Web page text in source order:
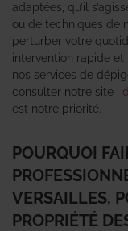
adaptées, qu’il
ou de techniques de
perturber votre
intervention rapide et
nos services de
consulter notre site :
est notre priorité.
POURQUOI
VERSAILLES,
PROPRIÉTÉ